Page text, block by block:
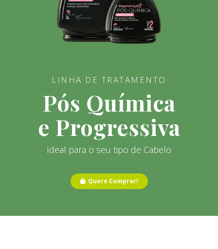
LINHA DE TRATAMENTO
Pós Química
e Progressiva
Ideal para o seu tipo de Cabelo
Quero Comprar!